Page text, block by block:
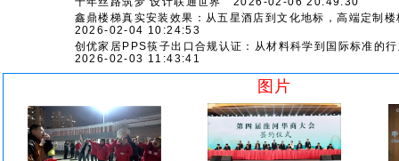
鑫鼎楼梯真实安装效果：从五星酒店到文化地标，高端定制
2026-02-04 10:24:53
创优家居PPS筷子出口合规认证：从材料科学到国际标准的
2026-02-03 11:43:41
图片